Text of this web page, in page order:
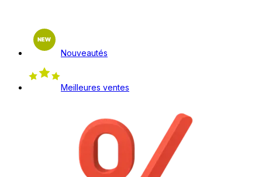
Nouveautés
Meilleures ventes